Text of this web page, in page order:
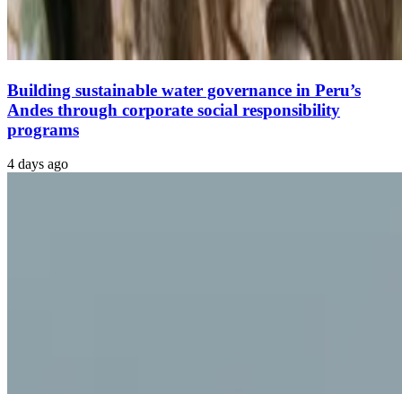
Building sustainable water governance in Peru’s
Andes through corporate social responsibility
programs
4 days ago